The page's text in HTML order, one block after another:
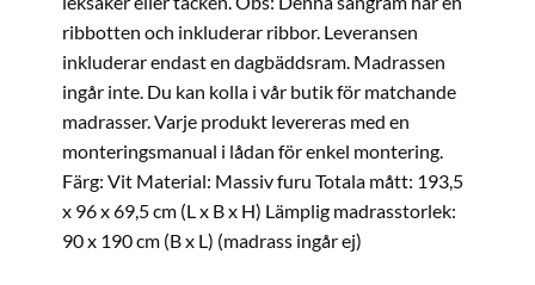
ribbotten och inkluderar ribbor. Leveransen
inkluderar endast en dagbäddsram. Madrassen
ingår inte. Du kan kolla i vår butik för matchande
madrasser. Varje produkt levereras med en
monteringsmanual i lådan för enkel montering.
Färg: Vit Material: Massiv furu Totala mått: 193,5
x 96 x 69,5 cm (L x B x H) Lämplig madrasstorlek:
90 x 190 cm (B x L) (madrass ingår ej)